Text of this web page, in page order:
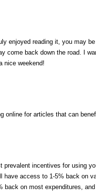
enjoyed reading it, you may
come back down the road. I
nice weekend!
online for articles that can
incentives for using
have access to 1-5% back on
back on most expenditures,